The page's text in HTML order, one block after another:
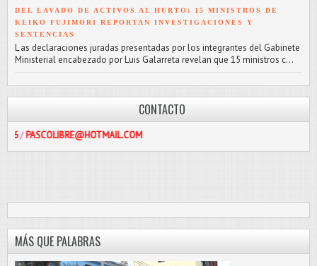
DEL LAVADO DE ACTIVOS AL HURTO: 15 MINISTROS DE
KEIKO FUJIMORI REPORTAN INVESTIGACIONES Y
SENTENCIAS
L as declaraciones juradas presentadas por los integrantes del Gabinete
Ministerial encabezado por Luis Galarreta revelan que 15 ministros c...
CONTACTO
MÁS QUE PALABRAS